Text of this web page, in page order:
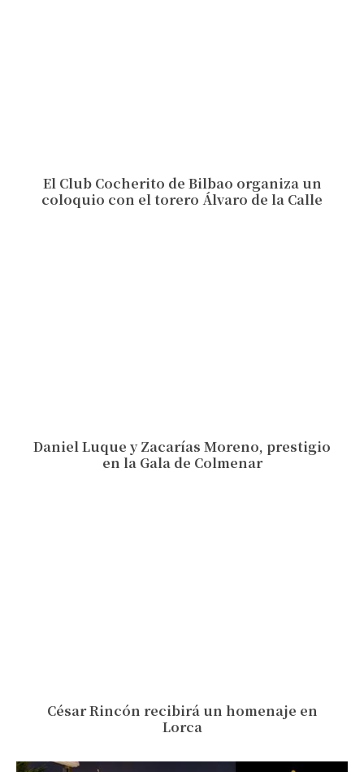
El Club Cocherito de Bilbao organiza un
coloquio con el torero Álvaro de la Calle
Daniel Luque y Zacarías Moreno, prestigio
en la Gala de Colmenar
César Rincón recibirá un homenaje en
Lorca